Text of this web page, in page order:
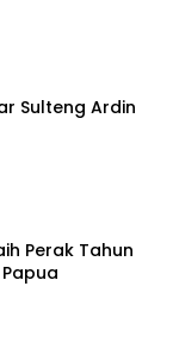
Sulteng Ardin
Perak Tahun